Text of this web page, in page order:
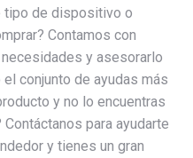
tipo de dispositivo o
Contamos con
y asesorarlo
conjunto de ayudas más
y no lo encuentras
para ayudarte
y tienes un gran